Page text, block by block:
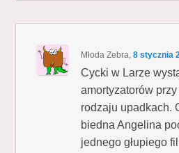
Młoda Zebra,8 stycznia
Cycki w Larze
amortyzatorów
rodzaju upadkach.
biedna Angelina
jednego głupiego